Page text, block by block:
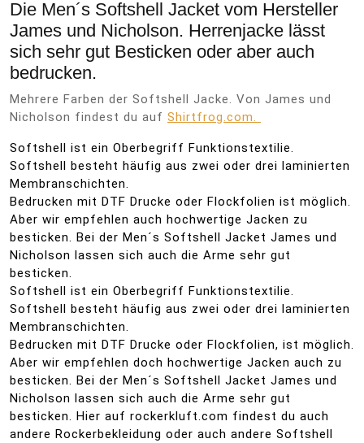
Die Men´s Softshell Jacket vom Hersteller
James und Nicholson. Herrenjacke lässt
sich sehr gut Besticken oder aber auch
bedrucken.
Mehrere Farben der Softshell Jacke. Von James und
Nicholson findest du auf Shirtfrog.com.
Softshell ist ein Oberbegriff Funktionstextilie.
Softshell besteht häufig aus zwei oder drei laminierten
Membranschichten.
Bedrucken mit DTF Drucke oder Flockfolien ist möglich.
Aber wir empfehlen auch hochwertige Jacken zu
besticken. Bei der Men´s Softshell Jacket James und
Nicholson lassen sich auch die Arme sehr gut
besticken.
Softshell ist ein Oberbegriff Funktionstextilie.
Softshell besteht häufig aus zwei oder drei laminierten
Membranschichten.
Bedrucken mit DTF Drucke oder Flockfolien, ist möglich.
Aber wir empfehlen doch hochwertige Jacken auch zu
besticken. Bei der Men´s Softshell Jacket James und
Nicholson lassen sich auch die Arme sehr gut
besticken. Hier auf rockerkluft.com findest du auch
andere Rockerbekleidung oder auch andere Softshell